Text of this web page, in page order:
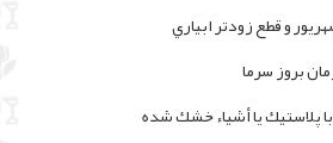
و قطع زودتر ابياري
بروز سرما
پلاستيك يا أشياء خشك شده